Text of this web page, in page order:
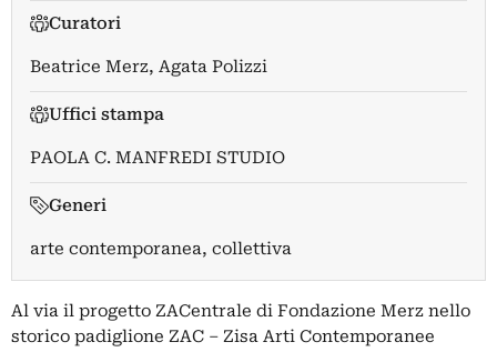
Curatori
Beatrice Merz, Agata Polizzi
Uffici stampa
PAOLA C. MANFREDI STUDIO
Generi
arte contemporanea, collettiva
Al via il progetto ZACentrale di Fondazione Merz nello
storico padiglione ZAC – Zisa Arti Contemporanee